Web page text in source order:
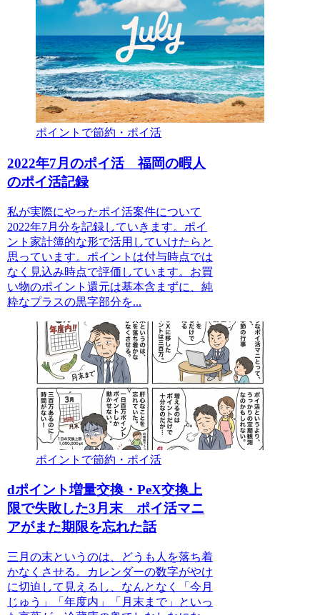
ポイントで節約・ポイ活
2022年7月のポイ活 福岡の暇人
のポイ活記録
私が実際にやったポイ活案件について
2022年7月分を記録していきます。ポイ
ント家計簿的な形で活用していけたらと
思っています。ポイントは付与時点では
なく見込み時点で評価しています。お買
い物のポイント還元は基本含まずに、純
粋なプラスの黒字部分を...
ポイントで節約・ポイ活
dポイント増量交換・PeX交換上
限で失敗した3月末 ポイ活マニ
アがまた期限を忘れた話
三月の末というのは、どうも人を落ち着
かなくさせる。カレンダーの数字がやけ
に切迫して見えるし、なんとなく「今月
じゅう」「年度内」「月末まで」といっ